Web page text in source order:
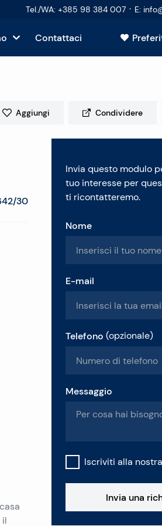
Tel./WA: +385 98 384 007 · E:
Contattaci
30
il
Aggiungi Condividere
Invia questo modulo
tuo interesse per
ti ricontatteremo.
Nome
E-mail
Telefono (opzionale)
Messaggio
Iscriviti alla
Invia una